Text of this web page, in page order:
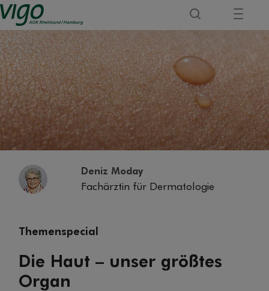
Deniz Moday
Fachärztin für Dermatologie
Themenspecial
Die Haut – unser größtes
Organ